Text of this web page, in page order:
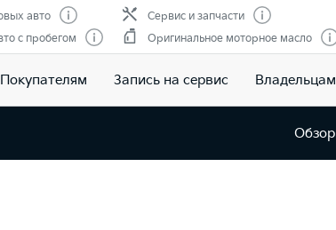
авто
с пробегом
Сервис и запчасти
Оригинальное моторное масло
Покупателям Запись на сервис Владельцам
Обзор